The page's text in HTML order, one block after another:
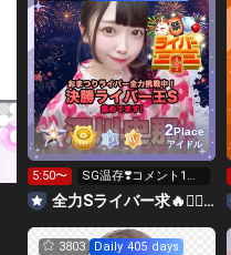
2Place
アイドル
5:50〜
SG温存❣️コメント1回
で無料の S求🧡
全力Sライバー求🔥❤️‍🔥147cm深川史那のルーム🐸🎈
3803 Daily 405 days